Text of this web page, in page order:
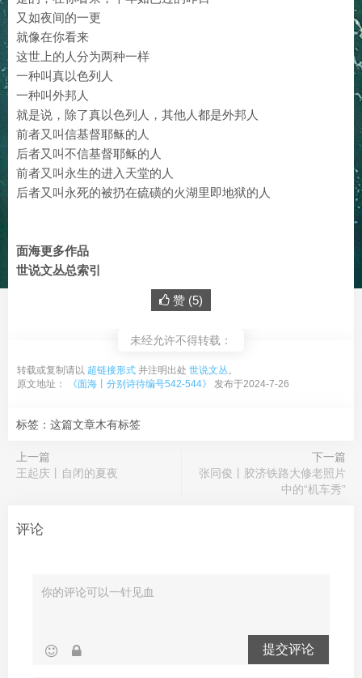
又如夜间的一更
就像在你看来
这世上的人分为两种一样
一种叫真以色列人
一种叫外邦人
就是说，除了真以色列人，其他人都是外邦人
前者又叫信基督耶稣的人
后者又叫不信基督耶稣的人
前者又叫永生的进入天堂的人
后者又叫永死的被扔在硫磺的火湖里即地狱的人
面海更多作品
世说文丛总索引
赞 (5)
未经允许不得转载：
转载或复制请以 超链接形式 并注明出处 世说文丛。
原文地址：
《面海丨分别诗待编号542-544》 发布于2024-7-26
标签：这篇文章木有标签
上一篇
王起庆丨自闭的夏夜
下一篇
张同俊丨胶济铁路大修老照片
中的“机车秀”
评论
提交评论